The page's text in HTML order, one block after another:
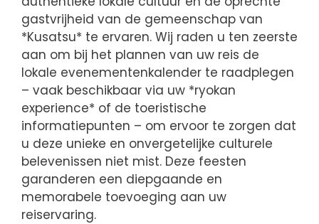
gastvrijheid van de gemeenschap van
*Kusatsu* te ervaren. Wij raden u ten zeerste
aan om bij het plannen van uw reis de
lokale evenementenkalender te raadplegen
– vaak beschikbaar via uw *ryokan
experience* of de toeristische
informatiepunten – om ervoor te zorgen dat
u deze unieke en onvergetelijke culturele
belevenissen niet mist. Deze feesten
garanderen een diepgaande en
memorabele toevoeging aan uw
reiservaring.